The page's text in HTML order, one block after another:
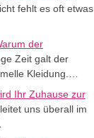
fehlt es oft etwas
der
Zeit galt der
Kleidung.…
Ihr Zuhause zur
uns überall im